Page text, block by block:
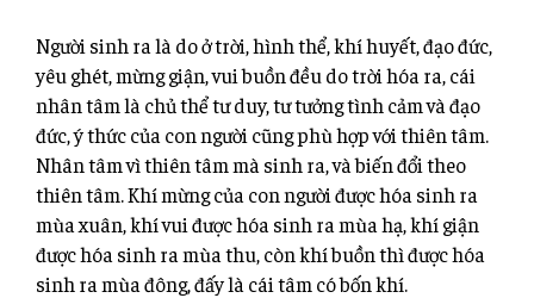
Người sinh ra là do ở trời, hình thể, khí huyết, đạo đức,
yêu ghét, mừng giận, vui buồn đều do trời hóa ra, cái
nhân tâm là chủ thể tư duy, tư tưởng tình cảm và đạo
đức, ý thức của con người cũng phù hợp với thiên tâm.
Nhân tâm vì thiên tâm mà sinh ra, và biến đổi theo
thiên tâm. Khí mừng của con người được hóa sinh ra
mùa xuân, khí vui được hóa sinh ra mùa hạ, khí giận
được hóa sinh ra mùa thu, còn khí buồn thì được hóa
sinh ra mùa đông, đấy là cái tâm có bốn khí.